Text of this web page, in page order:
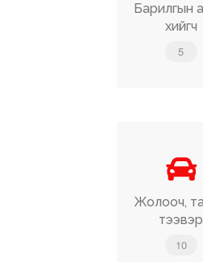
Барилгын
хийгч
5
Жолооч,
тээвэр
10